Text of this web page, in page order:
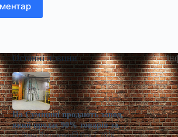
Останні новини
На Сумщині продають завод,
який продає 90% товарів за
Діана Ярмоленко Сер 7, 2026